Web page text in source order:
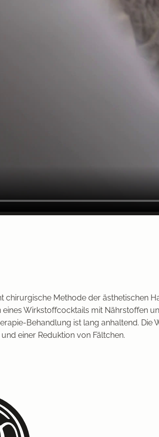
chirurgische Methode der ästhetischen
Wirkstoffcocktails mit Nährstoffen
Behandlung ist lang anhaltend. Die
einer Reduktion von Fältchen.